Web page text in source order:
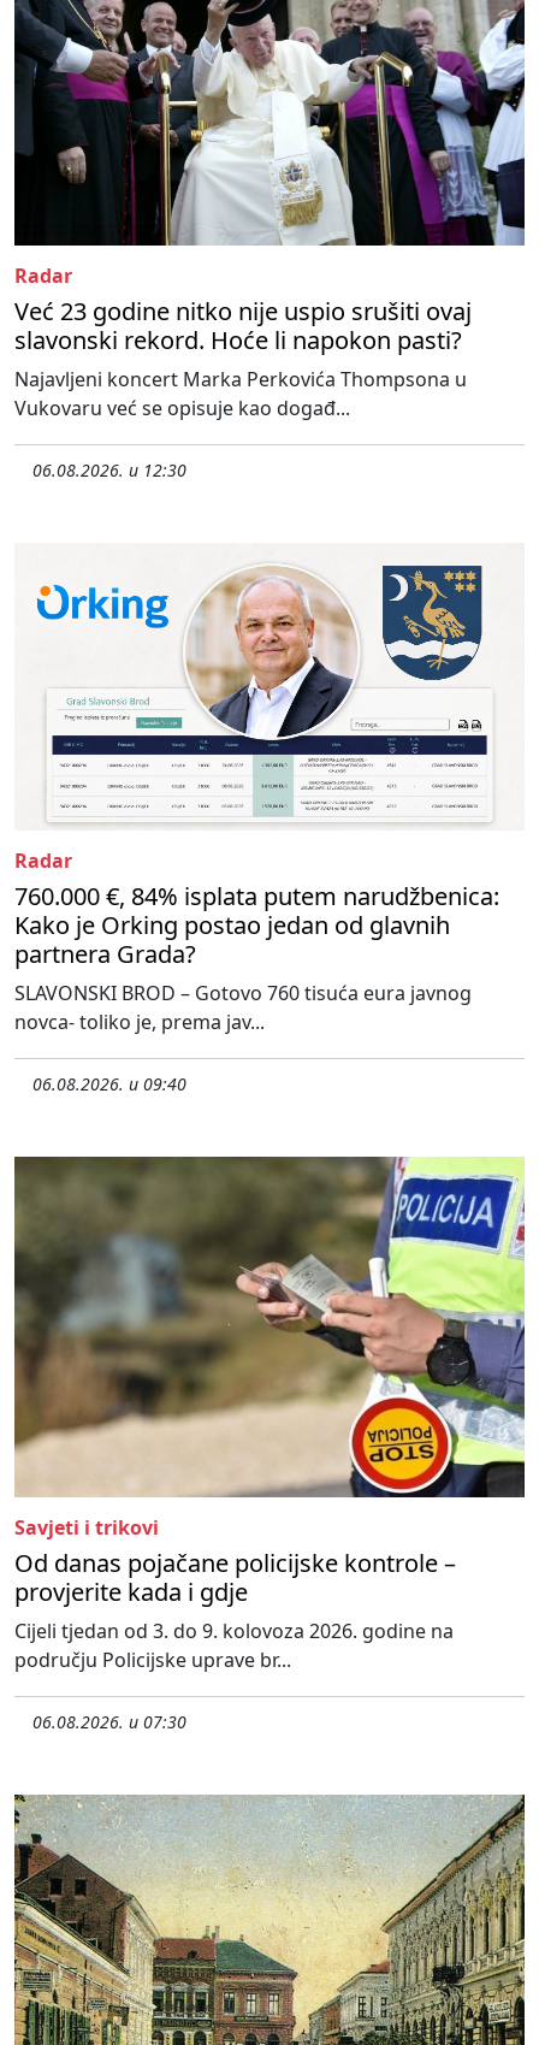
Radar
Već 23 godine nitko nije uspio srušiti ovaj
slavonski rekord. Hoće li napokon pasti?
Najavljeni koncert Marka Perkovića Thompsona u
Vukovaru već se opisuje kao događ...
06.08.2026. u 12:30
Radar
760.000 €, 84% isplata putem narudžbenica:
Kako je Orking postao jedan od glavnih
partnera Grada?
SLAVONSKI BROD – Gotovo 760 tisuća eura javnog
novca- toliko je, prema jav...
06.08.2026. u 09:40
Savjeti i trikovi
Od danas pojačane policijske kontrole –
provjerite kada i gdje
Cijeli tjedan od 3. do 9. kolovoza 2026. godine na
području Policijske uprave br...
06.08.2026. u 07:30